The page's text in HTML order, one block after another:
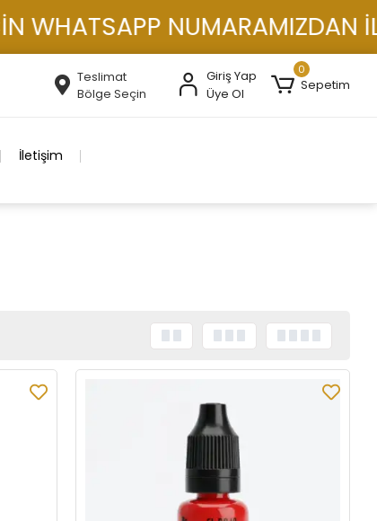
NUMARAMIZDAN
Teslimat
Bölge Seçin
Giriş Yap
Üye Ol
0
Sepetim
İletişim